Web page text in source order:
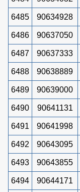
6485 90634928
6486 90637050
6487 90637333
6488 90638889
6489 90639000
6490 90641131
6491 90641998
6492 90643095
6493 90643855
6494 90644171